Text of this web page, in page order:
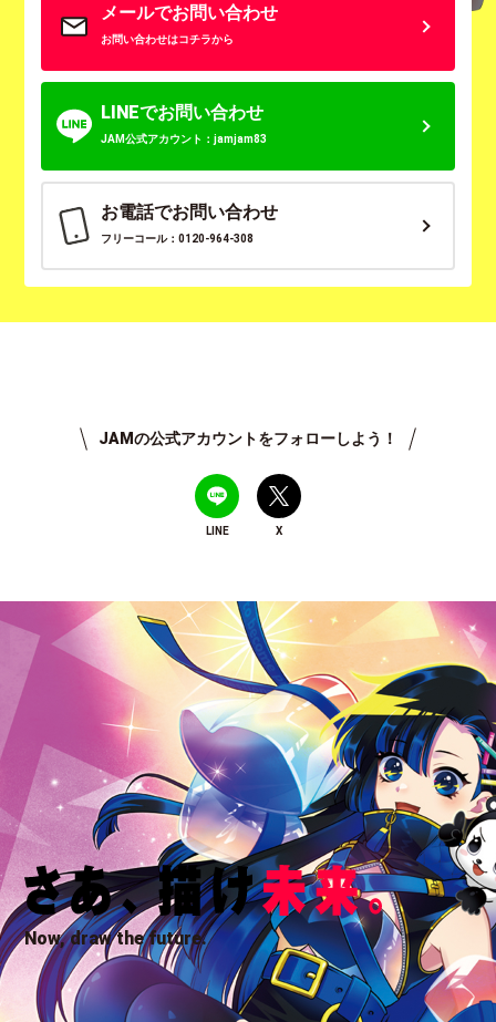
メールでお問い合わせ
お問い合わせはコチラから
LINEでお問い合わせ
JAM公式アカウント：jamjam83
お電話でお問い合わせ
フリーコール：0120-964-308
JAMの公式アカウントをフォローしよう！
LINE X
Now, draw the future.